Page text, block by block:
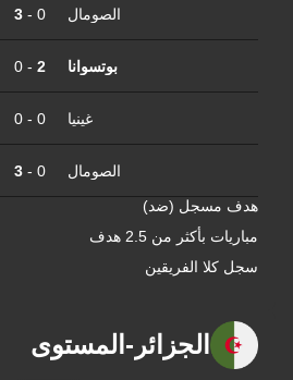
الصومال 0
-
3
بوتسوانا 2
-
0
غينيا 0
-
0
الصومال 0
-
3
هدف مسجل (ضد)
مباريات بأكثر من 2.5 هدف
سجل كلا الفريقين
الجزائر - المستوى